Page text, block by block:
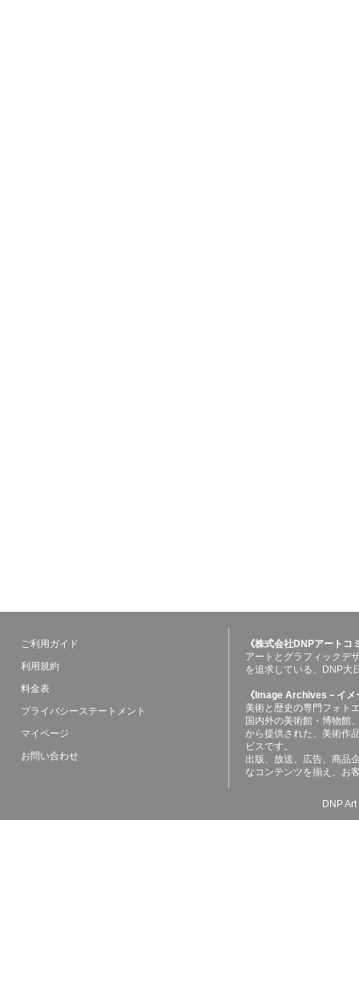
ご利用ガイド
利用規約
料金表
プライバシーステートメント
マイページ
お問い合わせ
《株式会社DNPアート
アートとグラフィックデ
を追求している、DNP大
《Image Archives－イ
美術と歴史の専門フォト
国内外の美術館・博物館
から提供された、美術作
ビスです。
出版、放送、広告、商品
なコンテンツを揃え、お
DNP